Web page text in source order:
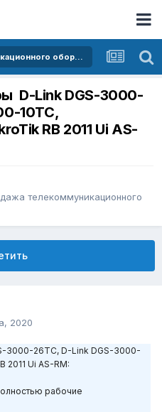
Покупка и продажа телекоммуникационного оборудования
D-Link DGS-3000-
10TC,
RB 2011 Ui AS-
телекоммуникационного
2020
3000-26TC, D-Link DGS-3000-
2011 Ui AS-RM:
у полностью рабочие